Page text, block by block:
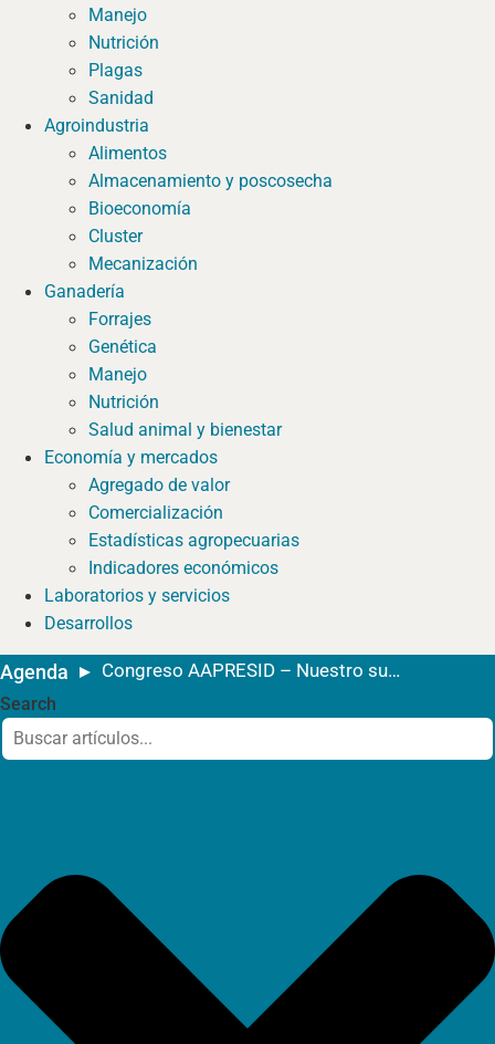
Manejo
Nutrición
Plagas
Sanidad
Agroindustria
Alimentos
Almacenamiento y poscosecha
Bioeconomía
Cluster
Mecanización
Ganadería
Forrajes
Genética
Manejo
Nutrición
Salud animal y bienestar
Economía y mercados
Agregado de valor
Comercialización
Estadísticas agropecuarias
Indicadores económicos
Laboratorios y servicios
Desarrollos
Agenda Congreso AAPRESID – Nuestro suelo. Nuestra voz
Search